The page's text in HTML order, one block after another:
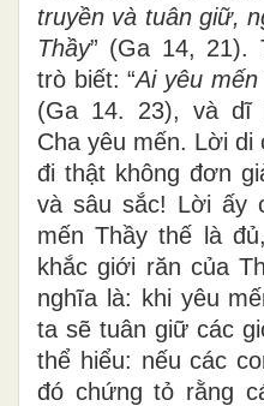
truyền và tuân giữ,
Thầy” (Ga 14, 21).
trò biết: “Ai yêu
(Ga 14. 23), và dĩ
Cha yêu mến. Lời
đi thật không đơn
và sâu sắc! Lời ấy
mến Thầy thế là
khắc giới răn của
nghĩa là: khi yêu
ta sẽ tuân giữ các
thể hiểu: nếu các
đó chứng tỏ rằng